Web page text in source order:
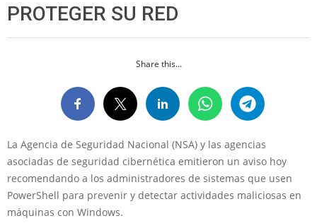
PROTEGER SU RED
Share this...
La Agencia de Seguridad Nacional (NSA) y las agencias
asociadas de seguridad cibernética emitieron un aviso hoy
recomendando a los administradores de sistemas que usen
PowerShell para prevenir y detectar actividades maliciosas en
máquinas con Windows.